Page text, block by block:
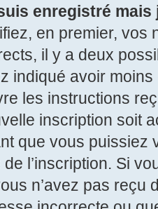
enregistré mais
en premier, vos
il y a deux
indiqué avoir
les instructions
inscription soit
que vous puissiez
de l’inscription. Si
n’avez pas reçu